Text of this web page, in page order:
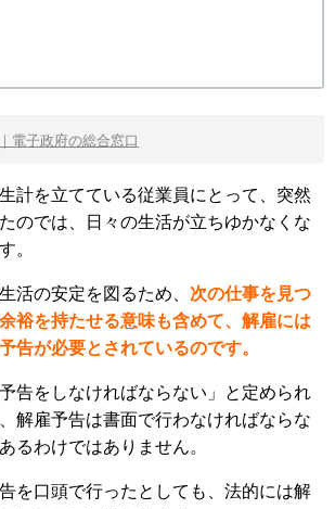
電子政府の総合窓口
計を立てている従業員にとって、突然
のでは、日々の生活が立ちゆかなくな
。
活の安定を図るため、 次の仕事を見つ
裕を持たせる意味も含めて、解雇には
告が必要とされているのです。
告をしなければならない」と定められ
解雇予告は書面で行わなければならな
るわけではありません。
を口頭で行ったとしても、法的には解